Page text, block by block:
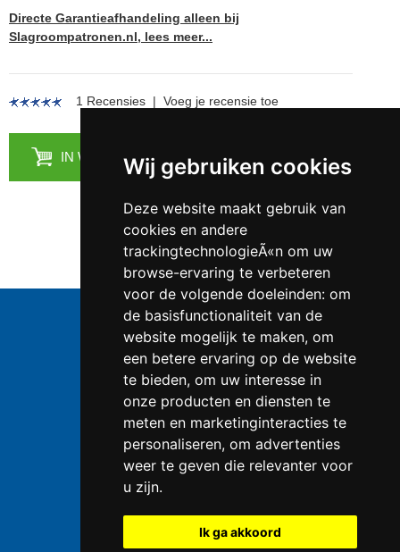
Wij gebruiken cookies
Deze website maakt gebruik van
cookies en andere
trackingtechnologieÃ«n om uw
browse-ervaring te verbeteren
voor de volgende doeleinden: om
de basisfunctionaliteit van de
website mogelijk te maken, om
een betere ervaring op de website
te bieden, om uw interesse in
onze producten en diensten te
meten en marketinginteracties te
personaliseren, om advertenties
weer te geven die relevanter voor
u zijn.
Ik ga akkoord
Directe Garantieafhandeling alleen bij
Slagroompatronen.nl, lees meer...
1 Recensies | Voeg je recensie toe
IN WINKELMANDJE
Telefoonnummer: 0547 - 262 565
KVK-nummer:50853279 te Enschede
BTW-nummer: NL823086161B01
IBAN:DE39 4016 4024 0162 9257 00
Kayser producten
Hoe slagroom te maken?
Vitamine D3, 125mcg, 5.000IU